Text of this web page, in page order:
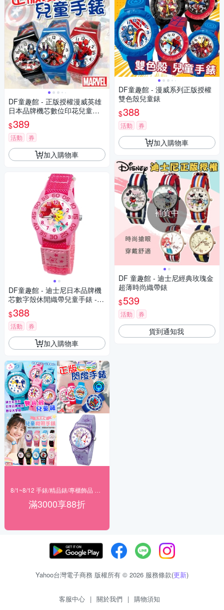
DF童趣館 - 正版授權漫威英雄
日本品牌機芯數位印花兒童手
錶
$389
活動 券
加入購物車
DF童趣館 - 迪士尼日本品牌機
芯數字殼休閒織帶兒童手錶 -
多款可選
$388
活動 券
加入購物車
滿3000享88折
DF童趣館 - 漫威系列正版授權
雙色殼兒童錶
$388
活動 券
加入購物車
補貨中
DF 童趣館 - 迪士尼經典玫瑰金
超薄時尚織帶錶
$539
活動 券
貨到通知我
Yahoo台灣電子商務 版權所有 © 2026 服務條款(更新)
客服中心 | 關於我們 | 購物須知